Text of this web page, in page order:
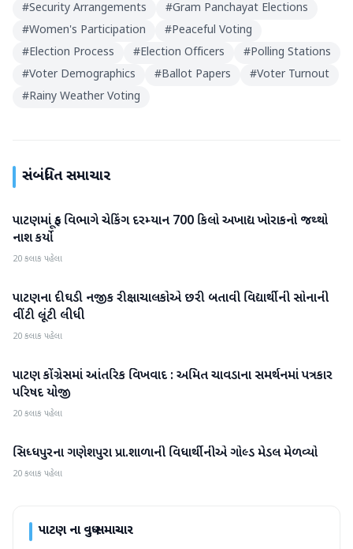
#Security Arrangements #Gram Panchayat Elections
#Women's Participation #Peaceful Voting
#Election Process #Election Officers #Polling Stations
#Voter Demographics #Ballot Papers #Voter Turnout
#Rainy Weather Voting
સંબંધિત સમાચાર
પાટણ
પાટણમાં ફૂડ વિભાગે ચેકિંગ દરમ્યાન 700 કિલો અખાદ્ય ખોરાકનો જથ્થો
નાશ કર્યો
20 કલાક પહેલા
પાટણ
પાટણના દીઘડી નજીક રીક્ષાચાલકોએ છરી બતાવી વિદ્યાર્થીની સોનાની
વીંટી લૂંટી લીધી
20 કલાક પહેલા
પાટણ
પાટણ કોંગ્રેસમાં આંતરિક વિખવાદ : અમિત ચાવડાના સમર્થનમાં પત્રકાર
પરિષદ યોજી
20 કલાક પહેલા
પાટણ
સિધ્ધપુરના ગણેશપુરા પ્રા.શાળાની વિધાર્થીનીએ ગોલ્ડ મેડલ મેળવ્યો
20 કલાક પહેલા
પાટણના વધુ સમાચાર